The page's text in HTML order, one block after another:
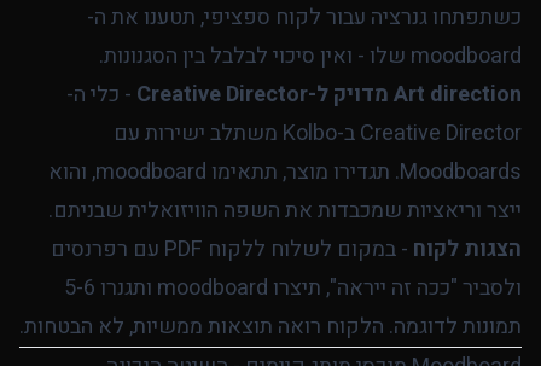
כשתפתחו גנרציה עבור לקוח ספציפי, תטענו את ה-
moodboard שלו - ואין סיכוי לבלבל בין הסגנונות.
Art direction מדויק ל-Creative Director
- כלי ה-
Creative Director ב-Kolbo משתלב ישירות עם
Moodboards. תגדירו מוצר, תתאימו moodboard, והוא
ייצר וריאציות שמכבדות את השפה הוויזואלית שבניתם.
הצגות לקוח
- במקום לשלוח ללקוח PDF עם רפרנסים
ולסביר "ככה זה ייראה", תיצרו moodboard ותגנרו 5-6
תמונות לדוגמה. הלקוח רואה תוצאות ממשיות, לא הבטחות.